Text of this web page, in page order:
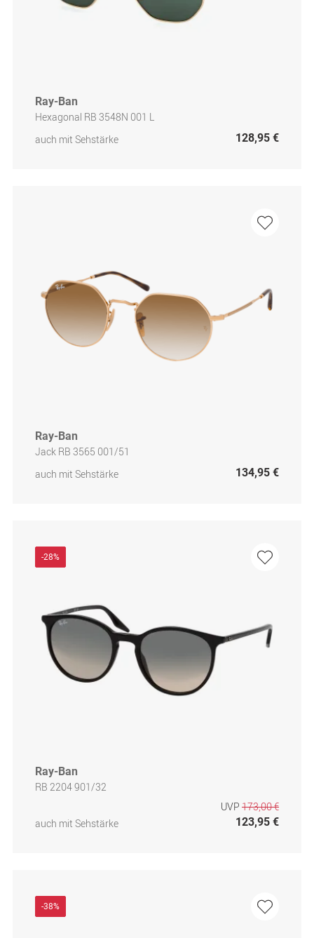
Ray-Ban
Hexagonal RB 3548N 001 L
auch mit Sehstärke
128,95 €
Ray-Ban
Jack RB 3565 001/51
auch mit Sehstärke
134,95 €
-28%
Ray-Ban
RB 2204 901/32
auch mit Sehstärke
UVP 173,00 €
123,95 €
-38%